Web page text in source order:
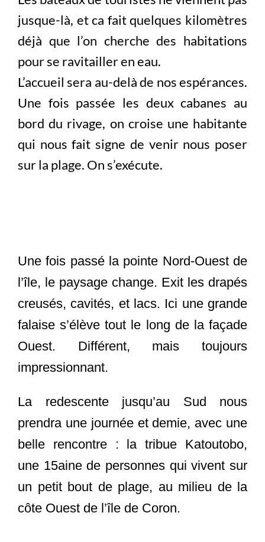
jusque-là, et ca fait quelques kilomètres
déjà que l’on cherche des habitations
pour se ravitailler en eau.
L’accueil sera au-delà de nos espérances.
Une fois passée les deux cabanes au
bord du rivage, on croise une habitante
qui nous fait signe de venir nous poser
sur la plage. On s’exécute.
Une fois passé la pointe Nord-Ouest de
l’île, le paysage change. Exit les drapés
creusés, cavités, et lacs. Ici une grande
falaise s’élève tout le long de la façade
Ouest. Différent, mais toujours
impressionnant.
La redescente jusqu’au Sud nous
prendra une journée et demie, avec une
belle rencontre : la tribue Katoutobo,
une 15aine de personnes qui vivent sur
un petit bout de plage, au milieu de la
côte Ouest de l’île de Coron.